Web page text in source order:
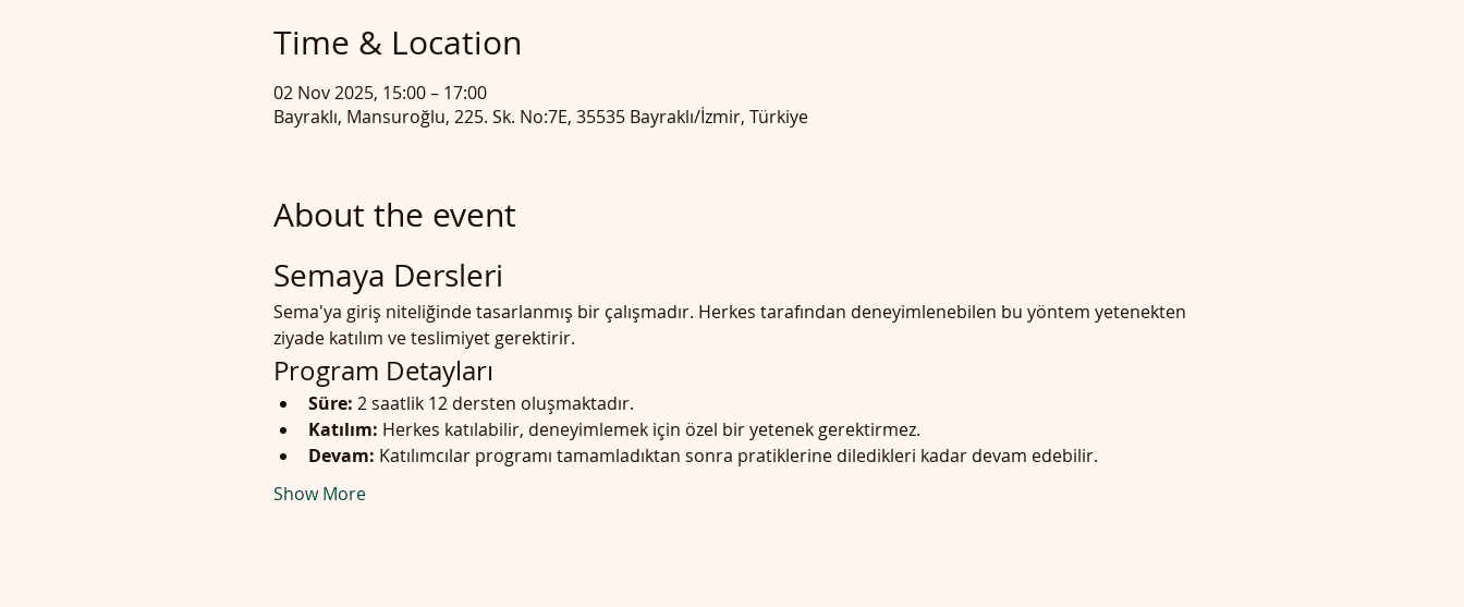
Time & Location
02 Nov 2025, 15:00 – 17:00
Bayraklı, Mansuroğlu, 225. Sk. No:7E, 35535 Bayraklı/İzmir, Türkiye
About the event
Semaya Dersleri
Sema'ya giriş niteliğinde tasarlanmış bir çalışmadır. Herkes tarafından deneyimlenebilen bu yöntem yetenekten
ziyade katılım ve teslimiyet gerektirir.
Program Detayları
Süre: 2 saatlik 12 dersten oluşmaktadır.
Katılım: Herkes katılabilir, deneyimlemek için özel bir yetenek gerektirmez.
Devam: Katılımcılar programı tamamladıktan sonra pratiklerine diledikleri kadar devam edebilir.
Show More